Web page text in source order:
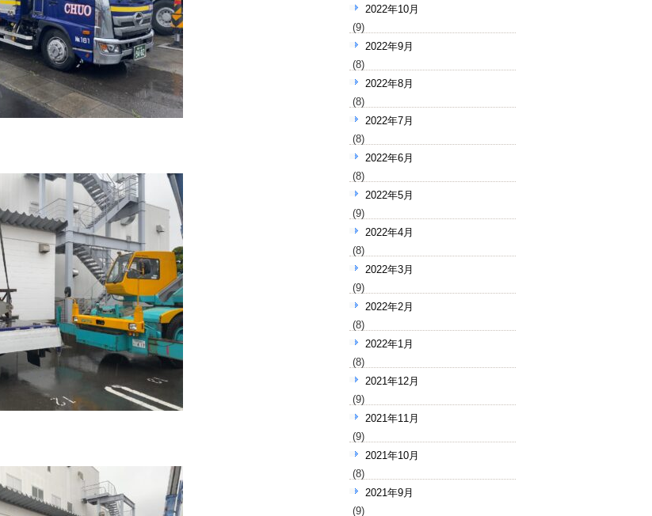
2022年10月
(9)
2022年9月
(8)
2022年8月
(8)
2022年7月
(8)
2022年6月
(8)
2022年5月
(9)
2022年4月
(8)
2022年3月
(9)
2022年2月
(8)
2022年1月
(8)
2021年12月
(9)
2021年11月
(9)
2021年10月
(8)
2021年9月
(9)